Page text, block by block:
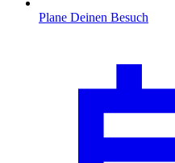
Plane Deinen Besuch